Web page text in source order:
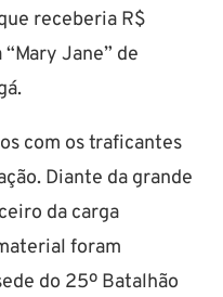
receberia R$
Jane” de
com os traficantes
Diante da grande
da carga
foram
do 25º Batalhão